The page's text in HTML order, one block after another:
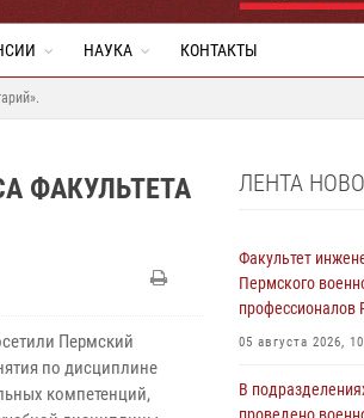
НАУКА КОНТАКТЫ
ФАКУЛЬТЕТА
Пермский
по дисциплине
компетенций,
ЛЕНТА
Факультет
Пермского
профессионалов
05 августа 2026,
В